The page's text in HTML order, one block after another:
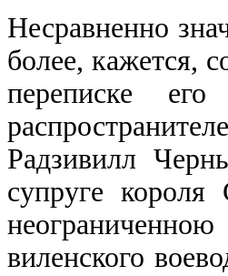
Несравненно
более, кажется,
переписке
Радзивилл
супруге короля
виленского